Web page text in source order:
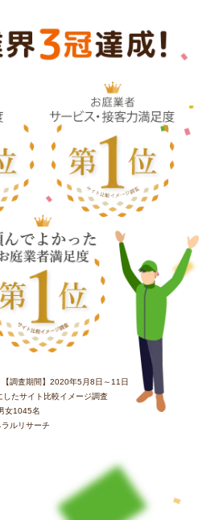
調査期間】2020年5月8日～11日
したサイト比較イメージ調査
女1045名
ラルリサーチ